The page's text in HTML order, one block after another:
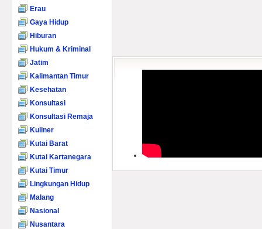
Erau
Gaya Hidup
Hiburan
Hukum & Kriminal
Jatim
Kalimantan Timur
Kesehatan
Konsultasi
Konsultasi Remaja
Kuliner
Kutai Barat
Kutai Kartanegara
Kutai Timur
Lingkungan Hidup
Malang
Nasional
Nusantara